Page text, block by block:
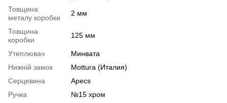
Товщина
металу коробки
2 мм
Товщина
коробки
125 мм
Утеплювач
Минвата
Нижній замок
Mottura (Италия)
Серцевина
Apecs
Ручка
№15 хром